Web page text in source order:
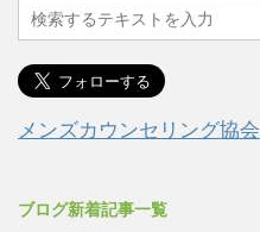
メンズカウンセリング協会
ブログ新着記事一覧